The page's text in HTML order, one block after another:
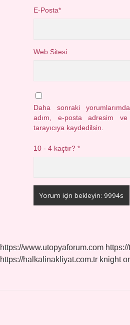
E-Posta*
Web Sitesi
Daha sonraki
adım, e-posta adresim
tarayıcıya kaydedilsin.
10 - 4 kaçtır?*
https://www.utopyaforum.com
https://halkalinakliyat.com.tr knight